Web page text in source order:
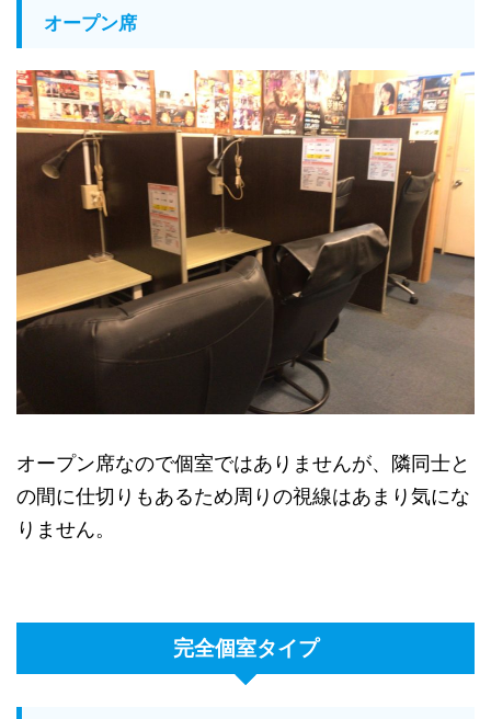
オープン席
オープン席なので個室ではありませんが、隣同士と
の間に仕切りもあるため周りの視線はあまり気にな
りません。
完全個室タイプ